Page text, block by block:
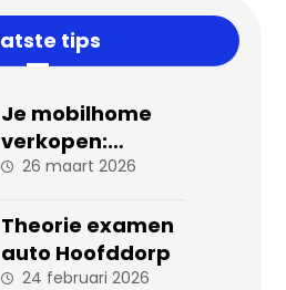
tips
Je mobilhome
verkopen:
stappen en tips
succesvolle
verkoop
26 maart 2026
Theorie examen
auto Hoofddorp
24 februari 2026